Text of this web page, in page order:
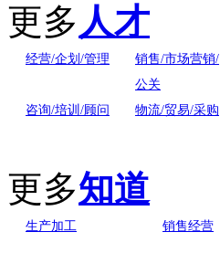
更多 人才
经营/企划/管理
销售/市场营销/
公关
咨询/培训/顾问 物流/贸易/采购
更多知道
生产加工 销售经营